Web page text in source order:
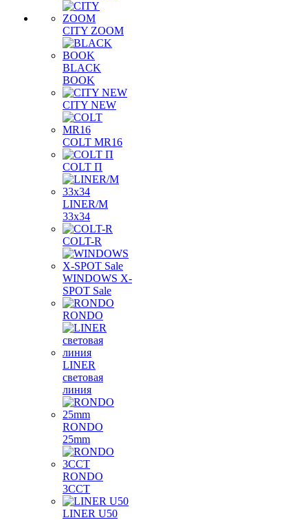
CITY ZOOM
BLACK
BOOK
CITY NEW
COLT MR16
COLT П
LINER/М
33х34
COLT-R
WINDOWS X-
SPOT Sale
RONDO
LINER
световая
линия
RONDO
25mm
RONDO
3CCT
LINER U50